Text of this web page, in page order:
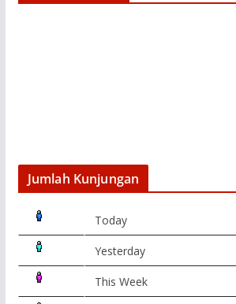
Jumlah Kunjungan
Today
Yesterday
This Week